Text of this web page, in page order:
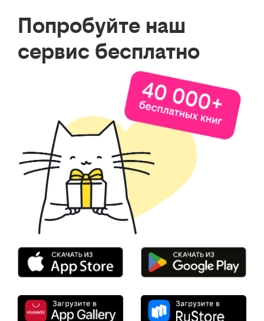
Попробуйте наш
сервис бесплатно